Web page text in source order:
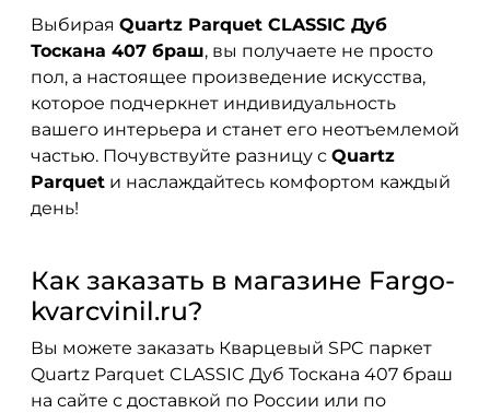
Выбирая Quartz Parquet CLASSIC Дуб
Тоскана 407 браш, вы получаете не просто
пол, а настоящее произведение искусства,
которое подчеркнет индивидуальность
вашего интерьера и станет его неотъемлемой
частью. Почувствуйте разницу с Quartz
Parquet и наслаждайтесь комфортом каждый
день!
Как заказать в магазине Fargo-
kvarcvinil.ru?
Вы можете заказать Кварцевый SPC паркет
Quartz Parquet CLASSIC Дуб Тоскана 407 браш
на сайте с доставкой по России или по